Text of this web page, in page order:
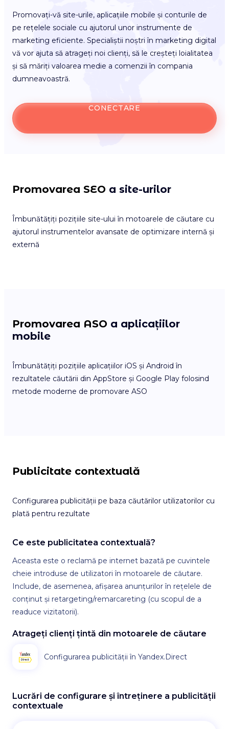
Promovați-vă site-urile, aplicațiile mobile și conturile de
pe rețelele sociale cu ajutorul unor instrumente de
marketing eficiente. Specialiștii noștri în marketing digital
vă vor ajuta să atrageți noi clienți, să le creșteți loialitatea
și să măriți valoarea medie a comenzii în compania
dumneavoastră.
CONECTARE
Promovarea SEO a site-urilor
Îmbunătățiți pozițiile site-ului în motoarele de căutare cu
ajutorul instrumentelor avansate de optimizare internă și
externă
Promovarea ASO a aplicațiilor
mobile
Îmbunătățiți pozițiile aplicațiilor iOS și Android în
rezultatele căutării din AppStore și Google Play folosind
metode moderne de promovare ASO
Publicitate contextuală
Configurarea publicității pe baza căutărilor utilizatorilor cu
plată pentru rezultate
Ce este publicitatea contextuală?
Aceasta este o reclamă pe internet bazată pe cuvintele
cheie introduse de utilizatori în motoarele de căutare.
Include, de asemenea, afișarea anunțurilor în rețelele de
conținut și retargeting/remarcareting (cu scopul de a
readuce vizitatorii).
Atrageți clienți țintă din motoarele de căutare
Configurarea publicității în Yandex.Direct
Lucrări de configurare și întreținere a publicității
contextuale